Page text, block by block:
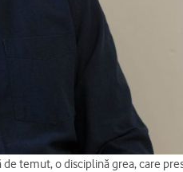
temut, o disciplină grea, care